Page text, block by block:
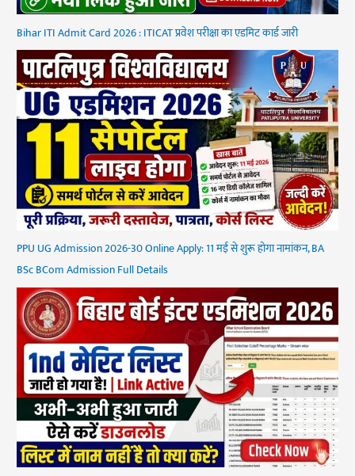
Bihar ITI Admit Card 2026 : ITICAT प्रवेश परीक्षा का एडमिट कार्ड जारी
PPU UG Admission 2026-30 Online Apply: 11 मई से शुरू होगा नामांकन, BA
BSc BCom Admission Full Details